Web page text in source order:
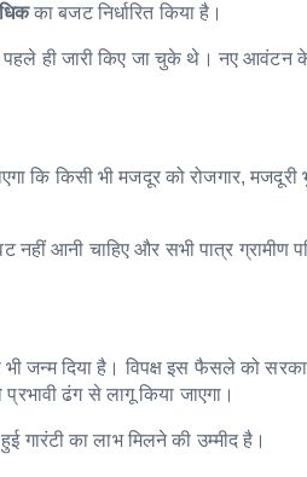
का बजट निर्धारित किया है।
ही जारी किए जा चुके थे। नए आवंटन के
कि किसी भी मजदूर को रोजगार, मजदूरी
नहीं आनी चाहिए और सभी पात्र ग्रामीण
जन्म दिया है। विपक्ष इस फैसले को
ढंग से लागू किया जाएगा।
गारंटी का लाभ मिलने की उम्मीद है।